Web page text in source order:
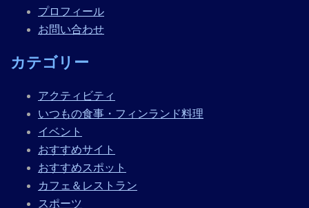
プロフィール
お問い合わせ
カテゴリー
アクティビティ
いつもの食事・フィンランド料理
イベント
おすすめサイト
おすすめスポット
カフェ＆レストラン
スポーツ